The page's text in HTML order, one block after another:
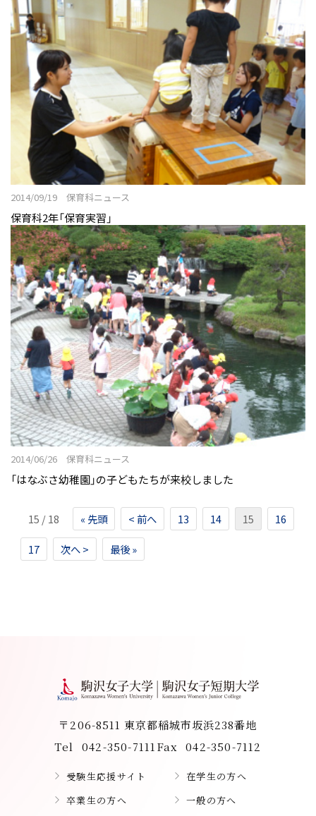
2014/09/19 保育科ニュース
保育科2年「保育実習」
2014/06/26 保育科ニュース
「はなぶさ幼稚園」の子どもたちが来校しました
15 / 18 « 先頭 < 前へ 13 14 15 16
17 次へ > 最後 »
〒206-8511 東京都稲城市坂浜238番地
Tel
042-350-7111 Fax 042-350-7112
受験生応援サイト
在学生の方へ
卒業生の方へ
一般の方へ